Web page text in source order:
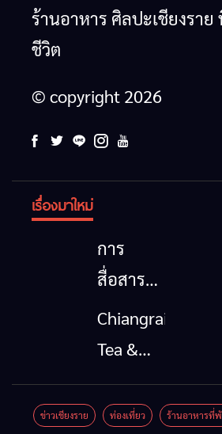
ร้านอาหาร ศิลปะเชียงรา
ชีวิต
© copyright 2026
เรื่องมาใหม่
การ
สื่อสาร
โทรคมนาคม
กรณีภัย
เชียงราย
Chiangrai
Tea &
Coffee
Festival
ข่าวเชียงราย ท่องเที่ยว ร้านอาหารที่